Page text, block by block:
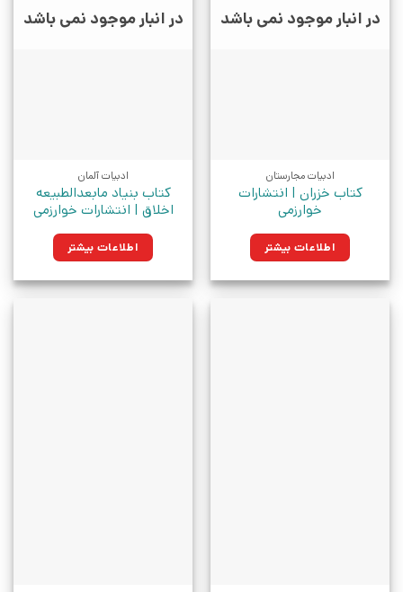
در انبار موجود نمی باشد
ادبیات مجارستان
کتاب خزران | انتشارات
خوارزمی
اطلاعات بیشتر
در انبار موجود نمی باشد
ادبیات آلمان
کتاب بنیاد مابعدالطبیعه
اخلاق | انتشارات خوارزمی
اطلاعات بیشتر